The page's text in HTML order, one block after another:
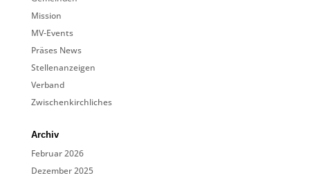
Mission
MV-Events
Präses News
Stellenanzeigen
Verband
Zwischenkirchliches
Archiv
Februar 2026
Dezember 2025